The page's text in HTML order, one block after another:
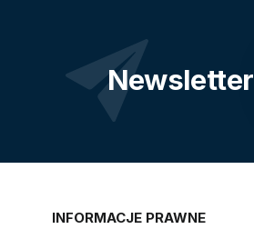
Newsletter
INFORMACJE PRAWNE